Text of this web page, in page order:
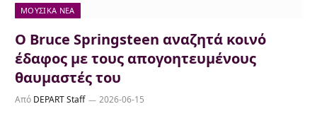
ΜΟΥΣΙΚΆ ΝΈΑ
Ο Bruce Springsteen αναζητά κοινό
έδαφος με τους απογοητευμένους
θαυμαστές του
Από DEPART Staff 2026-06-15